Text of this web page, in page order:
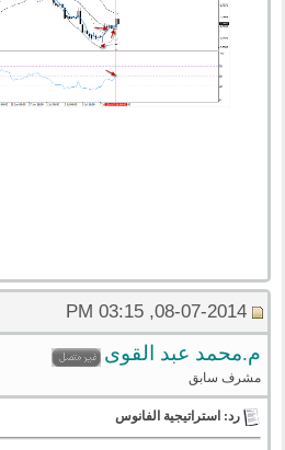
08-07-2014, 03:15 PM
م.محمد عبد القوى
مشرف سابق
رد: استراتيجية الفانوس